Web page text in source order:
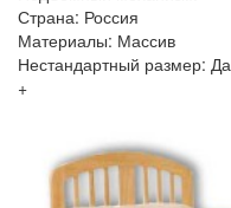
Страна: Россия
Материалы: Массив
Нестандартный размер: Да
+